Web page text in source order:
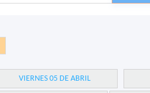
VIERNES 05 DE ABRIL